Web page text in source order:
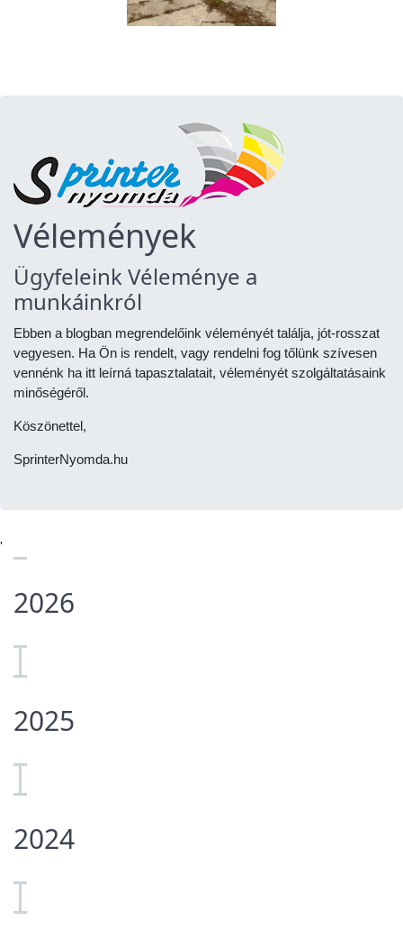
Vélemények
Ügyfeleink Véleménye a
munkáinkról
Ebben a blogban megrendelőink véleményét találja, jót-rosszat
vegyesen. Ha Ön is rendelt, vagy rendelni fog tőlünk szívesen
vennénk ha itt leírná tapasztalatait, véleményét szolgáltatásaink
minőségéről.
Köszönettel,
SprinterNyomda.hu
'
2026
2025
2024